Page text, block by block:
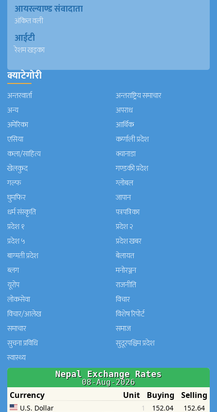
आयरल्याण्ड संवादाता
अंकित वली
आईटी
रेशम खड्का
क्याटेगोरी
अन्तरवार्ता
अन्तराष्ट्रिय समाचार
अन्य
अपराध
अमेरिका
आर्थिक
एसिया
कर्णाली प्रदेश
कला/साहित्य
क्यानाडा
खेलकुद
गण्डकी प्रदेश
गल्फ
ग्लोबल
घुमफिर
जापान
धर्म संस्कृति
पत्रपत्रिका
प्रदेश १
प्रदेश २
प्रदेश ५
प्रदेश खबर
बाग्मती प्रदेश
बेलायत
ब्लग
मनाेरञ्जन
यूरोप
राजनीति
लोकसेवा
विचार
विचार/आलेख
विशेष रिपोर्ट
समाचार
समाज
सुचना प्रविधि
सुदूरपश्चिम प्रदेश
स्वास्थ्य